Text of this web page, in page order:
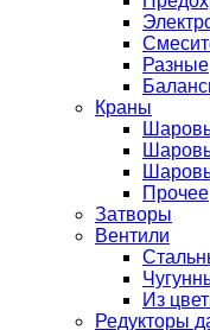
Разные
Краны
Прочее
Затворы
Вентили
Из
Редукторы